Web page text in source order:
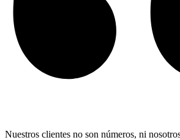
Nuestros clientes no son números, ni